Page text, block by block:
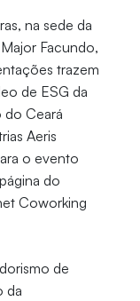
na sede da
Facundo,
trazem
de ESG da
do Ceará
Aeris
o evento
do
Coworking
de
da